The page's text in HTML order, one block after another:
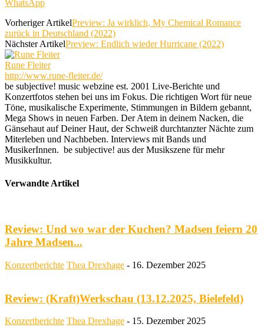
WhatsApp
Vorheriger ArtikelPreview: Ja wirklich, My Chemical Romance
zurück in Deutschland (2022)
Nächster ArtikelPreview: Endlich wieder Hurricane (2022)
Rune Fleiter
http://www.rune-fleiter.de/
be subjective! music webzine est. 2001 Live-Berichte und
Konzertfotos stehen bei uns im Fokus. Die richtigen Wort für neue
Töne, musikalische Experimente, Stimmungen in Bildern gebannt,
Mega Shows in neuen Farben. Der Atem in deinem Nacken, die
Gänsehaut auf Deiner Haut, der Schweiß durchtanzter Nächte zum
Miterleben und Nachbeben. Interviews mit Bands und
MusikerInnen. be subjective! aus der Musikszene für mehr
Musikkultur.
Verwandte Artikel
Review: Und wo war der Kuchen? Madsen feiern 20
Jahre Madsen...
Konzertberichte Thea Drexhage - 16. Dezember 2025
Review: (Kraft)Werkschau (13.12.2025, Bielefeld)
Konzertberichte Thea Drexhage - 15. Dezember 2025